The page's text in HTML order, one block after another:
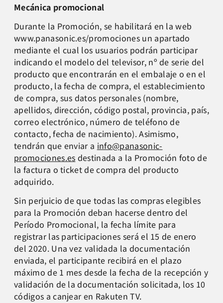
Mecánica promocional
Durante la Promoción, se habilitará en la web
www.panasonic.es/promociones un apartado
mediante el cual los usuarios podrán participar
indicando el modelo del televisor, nº de serie del
producto que encontrarán en el embalaje o en el
producto, la fecha de compra, el establecimiento
de compra, sus datos personales (nombre,
apellidos, dirección, código postal, provincia, país,
correo electrónico, número de teléfono de
contacto, fecha de nacimiento). Asimismo,
tendrán que enviar a info@panasonic-
promociones.es destinada a la Promoción foto de
la factura o ticket de compra del producto
adquirido.
Sin perjuicio de que todas las compras elegibles
para la Promoción deban hacerse dentro del
Período Promocional, la fecha límite para
registrar las participaciones será el 15 de enero
del 2020. Una vez validada la documentación
enviada, el participante recibirá en el plazo
máximo de 1 mes desde la fecha de la recepción y
validación de la documentación solicitada, los 10
códigos a canjear en Rakuten TV.